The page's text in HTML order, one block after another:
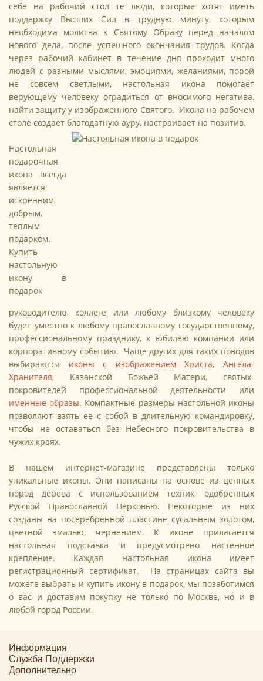
себе на рабочий стол те люди, которые хотят иметь
поддержку Высших Сил в трудную минуту, которым
необходима молитва к Святому Образу перед началом
нового дела, после успешного окончания трудов. Когда
через рабочий кабинет в течение дня проходит много
людей с разными мыслями, эмоциями, желаниями, порой
не совсем светлыми, настольная икона помогает
верующему человеку оградиться от вносимого негатива,
найти защиту у изображенного Святого. Икона на рабочем
столе создает благодатную ауру, настраивает на позитив.
Настольная
подарочная
икона всегда
является
искренним,
добрым,
теплым
подарком.
Купить
настольную
икону в
подарок
руководителю, коллеге или любому близкому человеку
будет уместно к любому православному государственному,
профессиональному празднику, к юбилею компании или
корпоративному событию. Чаще других для таких поводов
выбираются иконы с изображением Христа,Ангела-
Хранителя, Казанской Божьей Матери, святых-
покровителей профессиональной деятельности или
именные образы. Компактные размеры настольной иконы
позволяют взять ее с собой в длительную командировку,
чтобы не оставаться без Небесного покровительства в
чужих краях.
В нашем интернет-магазине представлены только
уникальные иконы. Они написаны на основе из ценных
пород дерева с использованием техник, одобренных
Русской Православной Церковью. Некоторые из них
созданы на посеребренной пластине сусальным золотом,
цветной эмалью, чернением. К иконе прилагается
настольная подставка и предусмотрено настенное
крепление. Каждая настольная икона имеет
регистрационный сертификат. На страницах сайта вы
можете выбрать и купить икону в подарок, мы позаботимся
о вас и доставим покупку не только по Москве, но и в
любой город России.
Информация
Служба Поддержки
Дополнительно